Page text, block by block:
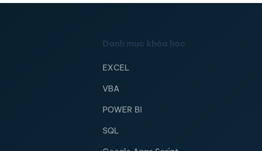
Danh mục khóa học
EXCEL
VBA
POWER BI
SQL